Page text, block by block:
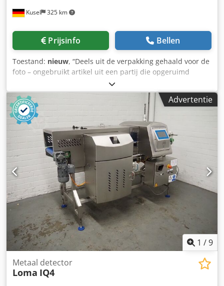
Kusel 325 km
Prijsinfo Bellen
Toestand: nieuw, “Deels uit de verpakking gehaald voor de
foto – ongebruikt artikel uit een partij die opgeruimd
wordt.” Dwjdpfxjzr Uchj Abaea Aantal: 2 beschikbaar
Busmodule MVK-MP DIO8 Metaal voor PROFIBUS 55274
MURR ELEKTRONIK
Advertentie
1 /9
Metaal detector
Loma IQ4